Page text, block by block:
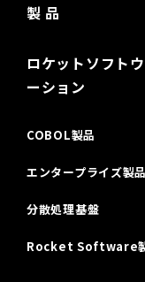
製 品
ロケットソフト
ーション
COBOL製品
エンタープライズ製品
分散処理基盤
Rocket Software